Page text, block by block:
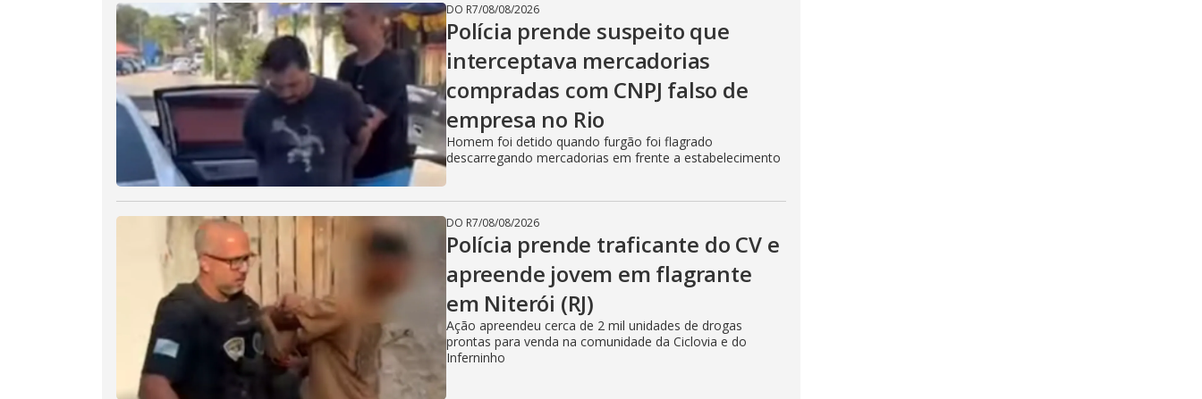
DO R7/08/08/2026
Polícia prende suspeito que
interceptava mercadorias
compradas com CNPJ falso de
empresa no Rio
Homem foi detido quando furgão foi flagrado
descarregando mercadorias em frente a estabelecimento
DO R7/08/08/2026
Polícia prende traficante do CV e
apreende jovem em flagrante
em Niterói (RJ)
Ação apreendeu cerca de 2 mil unidades de drogas
prontas para venda na comunidade da Ciclovia e do
Inferninho